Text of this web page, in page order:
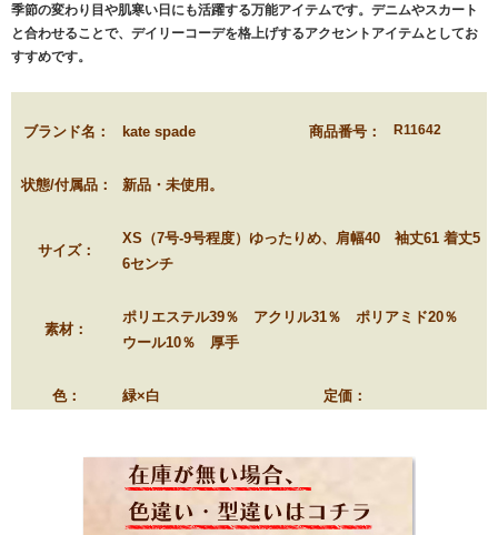
季節の変わり目や肌寒い日にも活躍する万能アイテムです。デニムやスカート
と合わせることで、デイリーコーデを格上げするアクセントアイテムとしてお
すすめです。
ブランド名： kate spade 商品番号： R11642
状態/付属品： 新品・未使用。
サイズ：
XS（7号-9号程度）ゆったりめ、肩幅40 袖丈61 着丈5
6センチ
素材：
ポリエステル39％ アクリル31％ ポリアミド20％
ウール10％ 厚手
色： 緑×白 定価：